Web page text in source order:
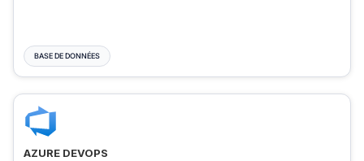
BASE DE DONNÉES
AZURE DEVOPS